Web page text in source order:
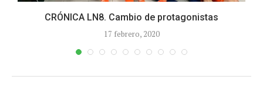
CRÓNICA LN8. Cambio de protagonistas
17 febrero, 2020